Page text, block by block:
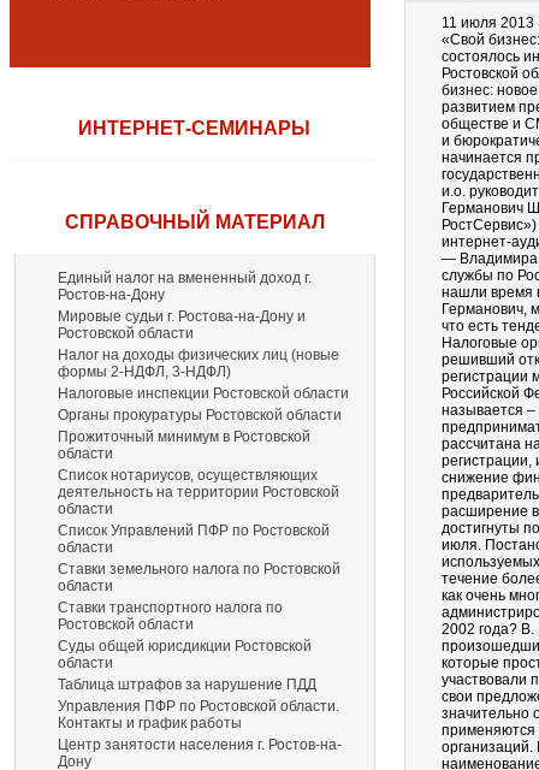
ИНТЕРНЕТ-СЕМИНАРЫ
СПРАВОЧНЫЙ МАТЕРИАЛ
Единый налог на вмененный доход г.
Ростов-на-Дону
Мировые судьи г. Ростова-на-Дону и
Ростовской области
Налог на доходы физических лиц (новые
формы 2-НДФЛ, 3-НДФЛ)
Налоговые инспекции Ростовской области
Органы прокуратуры Ростовской области
Прожиточный минимум в Ростовской
области
Список нотариусов, осуществляющих
деятельность на территории Ростовской
области
Список Управлений ПФР по Ростовской
области
Ставки земельного налога по Ростовской
области
Ставки транспортного налога по
Ростовской области
Суды общей юрисдикции Ростовской
области
Таблица штрафов за нарушение ПДД
Управления ПФР по Ростовской области.
Контакты и график работы
Центр занятости населения г. Ростов-на-
Дону
11 июля 2013
«Свой
состоялось
Ростовской
бизнес:
развитием
обществе и
и
начинается
и.о.
Германович
интернет-
— Владимира
службы по
нашли время
Германович,
что есть
Налоговые
решивший
регистрации
Российской
называется
рассчитана
снижение
расширение
достигнуты
июля.
течение
как очень
2002 года? В.
которые
участвовали
свои
значительно
применяются